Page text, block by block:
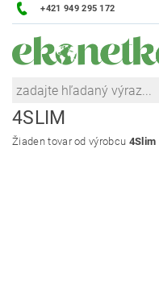
+421 949 295 172
4SLIM
Žiaden tovar od výrobcu 4Slim